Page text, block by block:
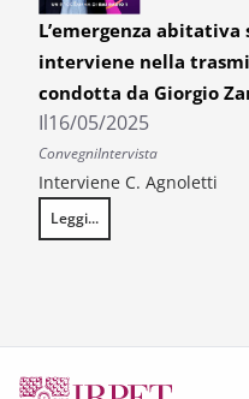
L’emergenza abitativa
interviene nella
condotta da Giorgio
Il16/05/2025
ConvegniIntervista
Interviene C. Agnoletti
Leggi...
L’emergenza abitativa su